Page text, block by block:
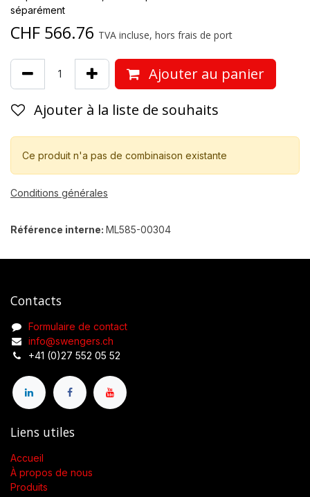
séparément
CHF 566.76 TVA incluse, hors frais de port
Ajouter au panier
Ajouter à la liste de souhaits
Ce produit n'a pas de combinaison existante
Conditions générales
Référence interne: ML585-00304
Contacts
Formulaire de contact
info@swengers.ch
+41 (0)27 552 05 52
Liens utiles
Accueil
À propos de nous
Produits